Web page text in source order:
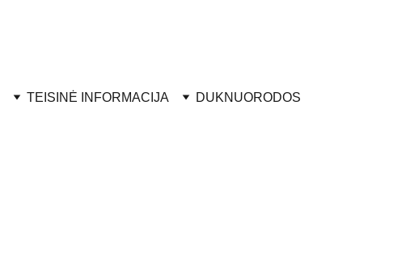
TEISINĖ INFORMACIJA DUKNUORODOS